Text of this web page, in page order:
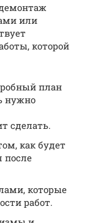
или
которой
план
нужно
сделать.
как будет
после
которые
работ.